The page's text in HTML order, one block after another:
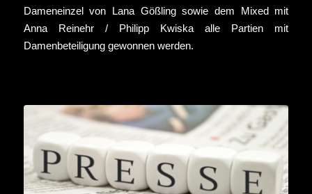
Dameneinzel von Lana Gößling sowie dem Mixed mit
Anna Reinehr / Philipp Kwiska alle Partien mit
Damenbeteiligung gewonnen werden.